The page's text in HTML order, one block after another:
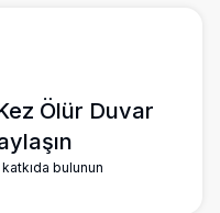
Ölür Duvar
bulunun